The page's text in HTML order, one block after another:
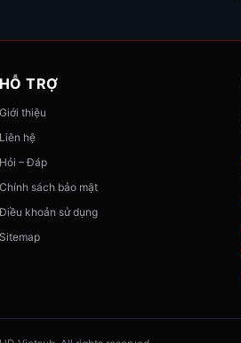
HỖ TRỢ
Giới thiệu
Liên hệ
Hỏi – Đáp
Chính sách bảo mật
khoản sử dụng
Sitemap